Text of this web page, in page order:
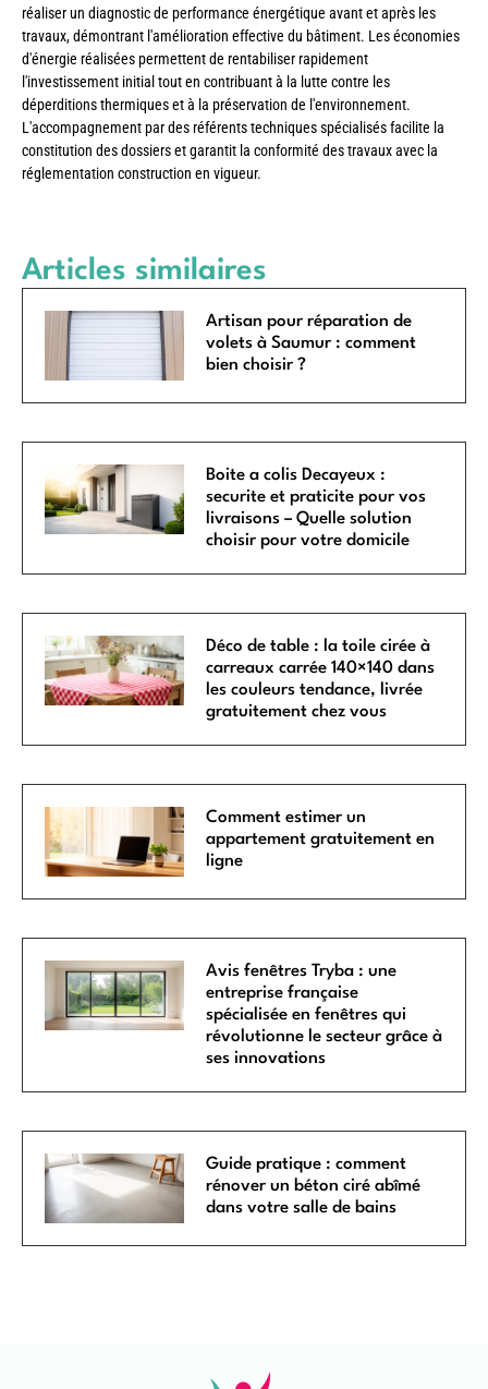
réaliser un diagnostic de performance énergétique avant et après les
travaux, démontrant l'amélioration effective du bâtiment. Les économies
d'énergie réalisées permettent de rentabiliser rapidement
l'investissement initial tout en contribuant à la lutte contre les
déperditions thermiques et à la préservation de l'environnement.
L'accompagnement par des référents techniques spécialisés facilite la
constitution des dossiers et garantit la conformité des travaux avec la
réglementation construction en vigueur.
Articles similaires
Artisan pour réparation de
volets à Saumur : comment
bien choisir ?
Boite a colis Decayeux :
securite et praticite pour vos
livraisons – Quelle solution
choisir pour votre domicile
Déco de table : la toile cirée à
carreaux carrée 140×140 dans
les couleurs tendance, livrée
gratuitement chez vous
Comment estimer un
appartement gratuitement en
ligne
Avis fenêtres Tryba : une
entreprise française
spécialisée en fenêtres qui
révolutionne le secteur grâce à
ses innovations
Guide pratique : comment
rénover un béton ciré abîmé
dans votre salle de bains